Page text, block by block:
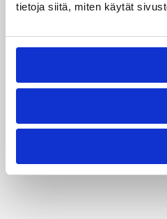
tietoja siitä, miten käytät